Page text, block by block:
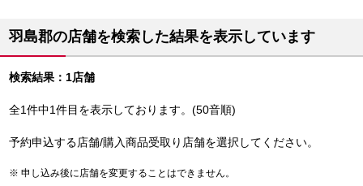
羽島郡の店舗を検索した結果を表示しています
検索結果：1店舗
全1件中1件目を表示しております。(50音順)
予約申込する店舗/購入商品受取り店舗を選択してください。
申し込み後に店舗を変更することはできません。